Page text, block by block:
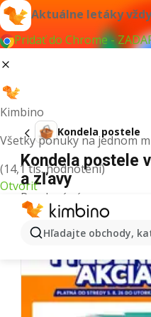
Aktuálne letáky
Pridať do Chrome -
Kimbino
Všetky ponuky na jednom
(14,1 tis. hodnotení)
Otvoriť
Hľadajte obchody,
Kondela postele
Kondela postele
a zľavy
Pre daný výraz sme
Ďalšie letáky z